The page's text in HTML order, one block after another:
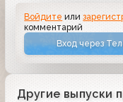
Войдите или
комментарий
Вход через
Другие выпуски